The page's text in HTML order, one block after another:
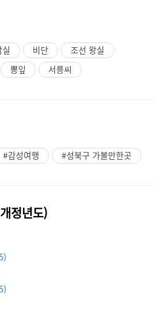
실 비단
조선 왕실
뽕잎 서릉씨
#감성여행 #성북구 가볼만한곳
정년도)